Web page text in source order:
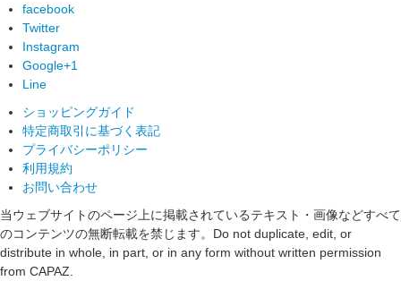
facebook
Twitter
Instagram
Google+1
Line
ショッピングガイド
特定商取引に基づく表記
プライバシーポリシー
利用規約
お問い合わせ
当ウェブサイトのページ上に掲載されているテキスト・画像などすべて
のコンテンツの無断転載を禁じます。 Do not duplicate, edit, or
distribute in whole, in part, or in any form without written permission
from CAPAZ.